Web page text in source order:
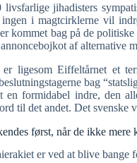
livsfarlige jihadisters
i magtcirklerne vil
kommet bag på de
af alternative
er ligesom Eiffeltårnet et
bag
en formidabel indre, den
til det andet. Det svenske
først, når de ikke mere
er ved at blive bange